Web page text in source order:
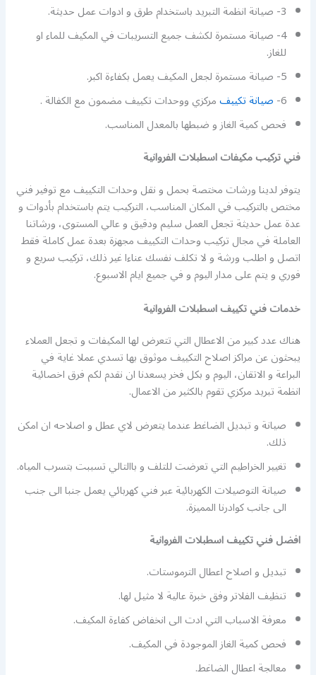
3- صيانة انظمة التبريد باستخدام طرق و ادوات عمل حديثة.
4- صيانة مستمرة لكشف جميع التسريبات في المكيف للماء او
للغاز.
5- صيانة مستمرة لجعل المكيف يعمل بكفاءة اكبر.
6- صيانة تكييفمركزي ووحدات تكييف مضمون مع الكفالة .
فحص كمية الغاز و ضبطها بالمعدل المناسب.
فني تركيب مكيفات اسطبلات الفروانية
يتوفر لدينا ورشات مختصة بحمل و نقل وحدات التكييف مع توفير فني
مختص بالتركيب في المكان المناسب، التركيب يتم باستخدام بأدوات و
عدة عمل حديثة تجعل العمل سليم ودقيق و عالي المستوى، ورشاتنا
العاملة في مجال تركيب وحدات التكييف مجهزة بعدة عمل كاملة فقط
اتصل و اطلب ورشة و لا تكلف نفسك عناءا غير ذلك، تركيب سريع و
فوري و يتم على مدار اليوم و في جميع ايام الاسبوع.
خدمات فني تكييف اسطبلات الفروانية
هناك عدد كبير من الاعطال التي تتعرض لها المكيفات و تجعل العملاء
يبحثون عن مراكز اصلاح التكييف موثوق بها تسدي عملا غاية في
البراعة و الاتقان، اليوم و بكل فخر يسعدنا ان نقدم لكم فرق اخصائية
انظمة تبريد مركزي تقوم بالكثير من الاعمال.
صيانة و تبديل الضاغط عندما يتعرض لاي عطل و اصلاحه ان امكن
ذلك.
تغيير الخراطيم التي تعرضت للتلف و باالتالي تسببت بتسرب المياه.
صيانة التوصيلات الكهربائية عبر فني كهربائي يعمل جنبا الى جنب
الى جانب كوادرنا المميزة.
افضل فني تكييف اسطبلات الفروانية
تبديل و اصلاح اعطال الترموستات.
تنظيف الفلاتر وفق خبرة عالية لا مثيل لها.
معرفة الاسباب التي ادت الى انخفاض كفاءة المكيف.
فحص كمية الغاز الموجودة في المكيف.
معالجة اعطال الضاغط.